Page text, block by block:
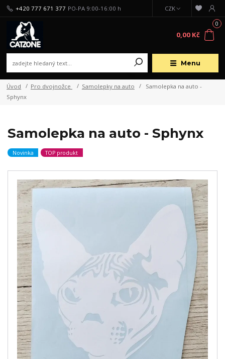
Menu
CZK
+420 777 671 377 PO-PA 9:00-16:00 h
0
0,00 Kč
Úvod Pro dvojnožce Samolepky na auto
Samolepka na auto -
Sphynx
Samolepka na auto - Sphynx
Novinka TOP produkt